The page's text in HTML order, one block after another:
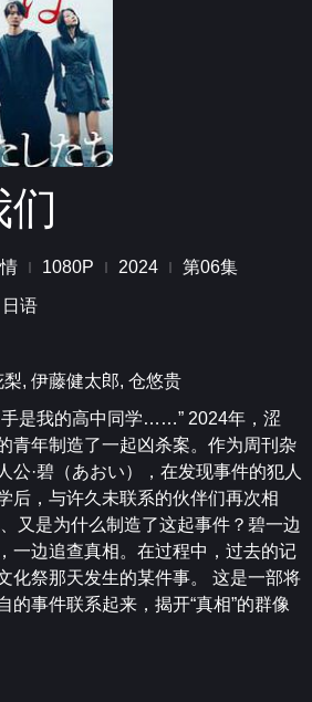
们
1080P 2024 第06集
日语
, 伊藤健太郎, 仓悠贵
手是我的高中同学……” 2024年，涩
青年制造了一起凶杀案。作为周刊杂
公·碧（あおい），在发现事件的犯人
后，与许久未联系的伙伴们再次相
又是为什么制造了这起事件？碧一边
一边追查真相。在过程中，过去的记
化祭那天发生的某件事。 这是一部将
的事件联系起来，揭开“真相”的群像